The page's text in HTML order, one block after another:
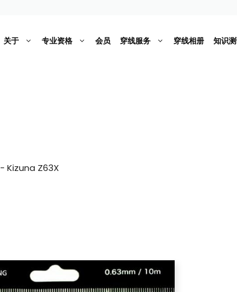
关于 专业资格 会员 穿线服务 穿线相册 知识
- Kizuna Z63X